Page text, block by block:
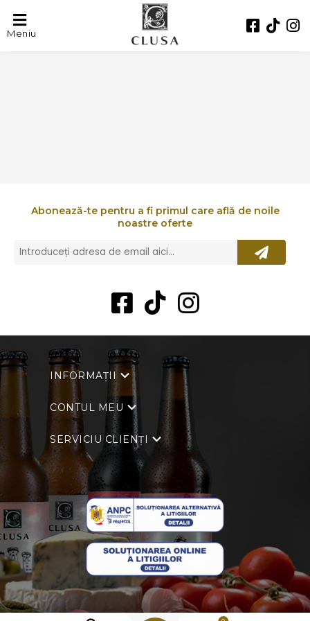
Meniu
Torockoi
Abonează-te pentru a fi primul care află de noile
noastre oferte
INFORMAȚII
CONTUL MEU
SERVICIU CLIENȚI